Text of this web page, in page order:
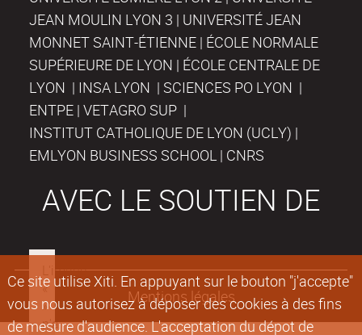
Ce site utilise Xiti. En appuyant sur le bouton "j'accepte"
vous nous autorisez à déposer des cookies à des fins
de mesure d'audience. L'acceptation du dépot de
JEAN MOULIN LYON 3 | UNIVERSITÉ JEAN
MONNET SAINT-ÉTIENNE | ÉCOLE NORMALE
SUPÉRIEURE DE LYON | ÉCOLE CENTRALE DE
LYON | INSA LYON | SCIENCES PO LYON |
ENTPE | VETAGRO SUP |
INSTITUT CATHOLIQUE DE LYON (UCLY) |
EMLYON BUSINESS SCHOOL | CNRS
AVEC LE SOUTIEN DE
Mentions légales